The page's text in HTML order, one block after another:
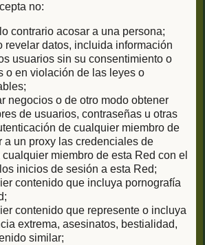
no:
contrario acosar a una persona;
revelar datos, incluida información
usuarios sin su consentimiento o
o en violación de las leyes o
negocios o de otro modo obtener
de usuarios, contraseñas u otras
de cualquier miembro de
a un proxy las credenciales de
miembro de esta Red con el
inicios de sesión a esta Red;
contenido que incluya pornografía
contenido que represente o incluya
extrema, asesinatos, bestialidad,
similar;